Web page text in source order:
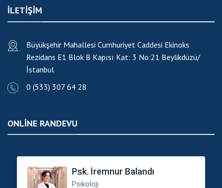
ILETIŞIM
Büyükşehir Mahallesi Cumhuriyet Caddesi Ekinoks
Rezidans E1 Blok B Kapısı Kat: 3 No:21 Beylikdüzü/
İstanbul
0 (533) 307 64 28
ONLINE RANDEVU